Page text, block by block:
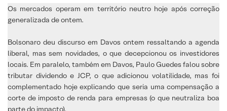
Os mercados operam em território neutro hoje após correção
generalizada de ontem.
Bolsonaro deu discurso em Davos ontem ressaltando a agenda
liberal, mas sem novidades, o que decepcionou os investidores
locais. Em paralelo, também em Davos, Paulo Guedes falou sobre
tributar dividendo e JCP, o que adicionou volatilidade, mas foi
complementado hoje explicando que seria uma compensação a
corte de imposto de renda para empresas (o que neutraliza boa
parte do impacto).